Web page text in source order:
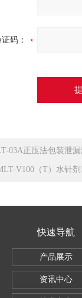
码：
03A正压法包装泄
V100（T）水针
瓿瓶圆跳动测试仪
快速导航
产品展示
资讯中心